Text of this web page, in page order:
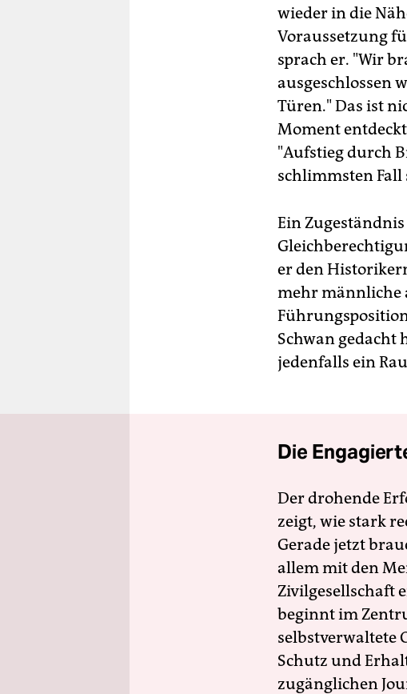
wieder in die
Voraussetzung
sprach er. "Wir
ausgeschlossen
Türen." Das ist
Moment
"Aufstieg durch
schlimmsten
Ein
er den
mehr männliche
Schwan gedacht
jedenfalls ein
Die
Der drohende
zeigt, wie stark
Gerade jetzt
allem mit den
Zivilgesellschaft
beginnt im
selbstverwaltete
Schutz und
zugänglichen